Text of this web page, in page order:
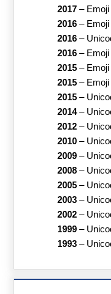
2017– Emoji
2016– Emoji
2016–
2016– Emoji
2015– Emoji
2015– Emoji
2015–
2014–
2012–
2010–
2009–
2008–
2005–
2003–
2002–
1999–
1993–